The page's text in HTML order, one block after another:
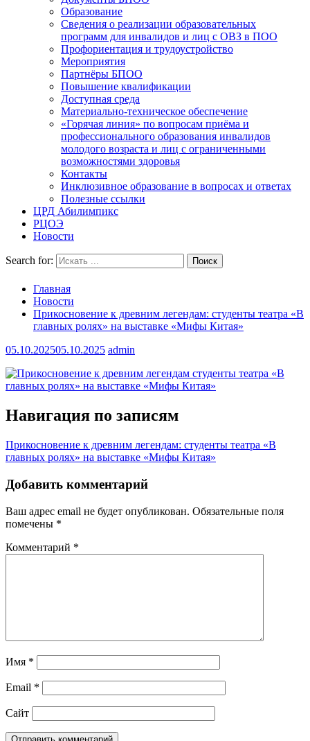
Образование
Сведения о реализации образовательных
программ для инвалидов и лиц с ОВЗ в ПОО
Профориентация и трудоустройство
Мероприятия
Партнёры БПОО
Повышение квалификации
Доступная среда
Материально-техническое обеспечение
«Горячая линия» по вопросам приёма и
профессионального образования инвалидов
молодого возраста и лиц с ограниченными
возможностями здоровья
Контакты
Инклюзивное образование в вопросах и ответах
Полезные ссылки
ЦРД Абилимпикс
РЦОЭ
Новости
Search for:
Главная
Новости
Прикосновение к древним легендам: студенты театра «В
главных ролях» на выставке «Мифы Китая»
05.10.202505.10.2025 admin
Навигация по записям
Прикосновение к древним легендам: студенты театра «В
главных ролях» на выставке «Мифы Китая»
Добавить комментарий
Ваш адрес email не будет опубликован. Обязательные поля
помечены *
Комментарий *
Имя *
Email *
Сайт